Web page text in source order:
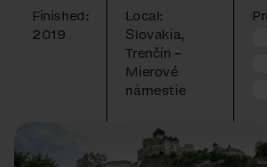
Finished:
2019
Local:
Slovakia,
Trenčín –
Mierové
námestie